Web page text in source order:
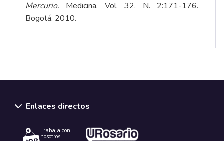
Mercurio. Medicina. Vol. 32. N. 2:171-176.
Bogotá. 2010.
Enlaces directos
Trabaja con
nosotros.